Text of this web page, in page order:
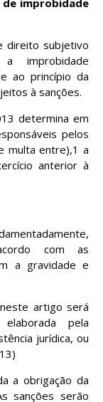
direito subjetivo
improbidade
ao princípio da
à sanções.
determina em
pelos
multa entre),1 a
anterior à
com as
a gravidade e
artigo será
pela
jurídica, ou
a obrigação da
sanções serão